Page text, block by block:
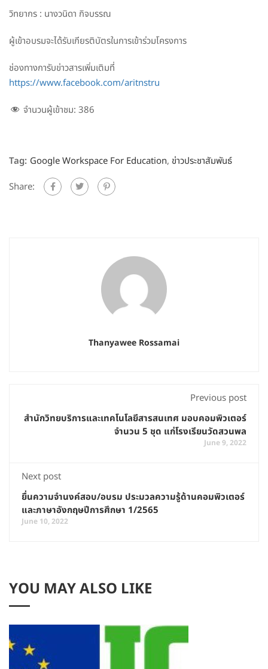
วิทยากร : นางวนิดา กิจบรรณ
ผู้เข้าอบรมจะได้รับเกียรติบัตรในการเข้าร่วมโครงการ
ช่องทางการับข่าวสารเพิ่มเติมที่
https://www.facebook.com/aritnstru
จำนวนผู้เข้าชม: 386
Tag: Google Workspace For Education, ข่าวประชาสัมพันธ์
Share:
Thanyawee Rossamai
Previous post
สำนักวิทยบริการและเทคโนโลยีสารสนเทศ มอบคอมพิวเตอร์
จำนวน 5 ชุด แก่โรงเรียนวัดสวนพล
June 9, 2022
Next post
ยื่นความจำนงค์สอบ/อบรม ประมวลความรู้ด้านคอมพิวเตอร์
และภาษาอังกฤษปีการศึกษา 1/2565
June 10, 2022
YOU MAY ALSO LIKE